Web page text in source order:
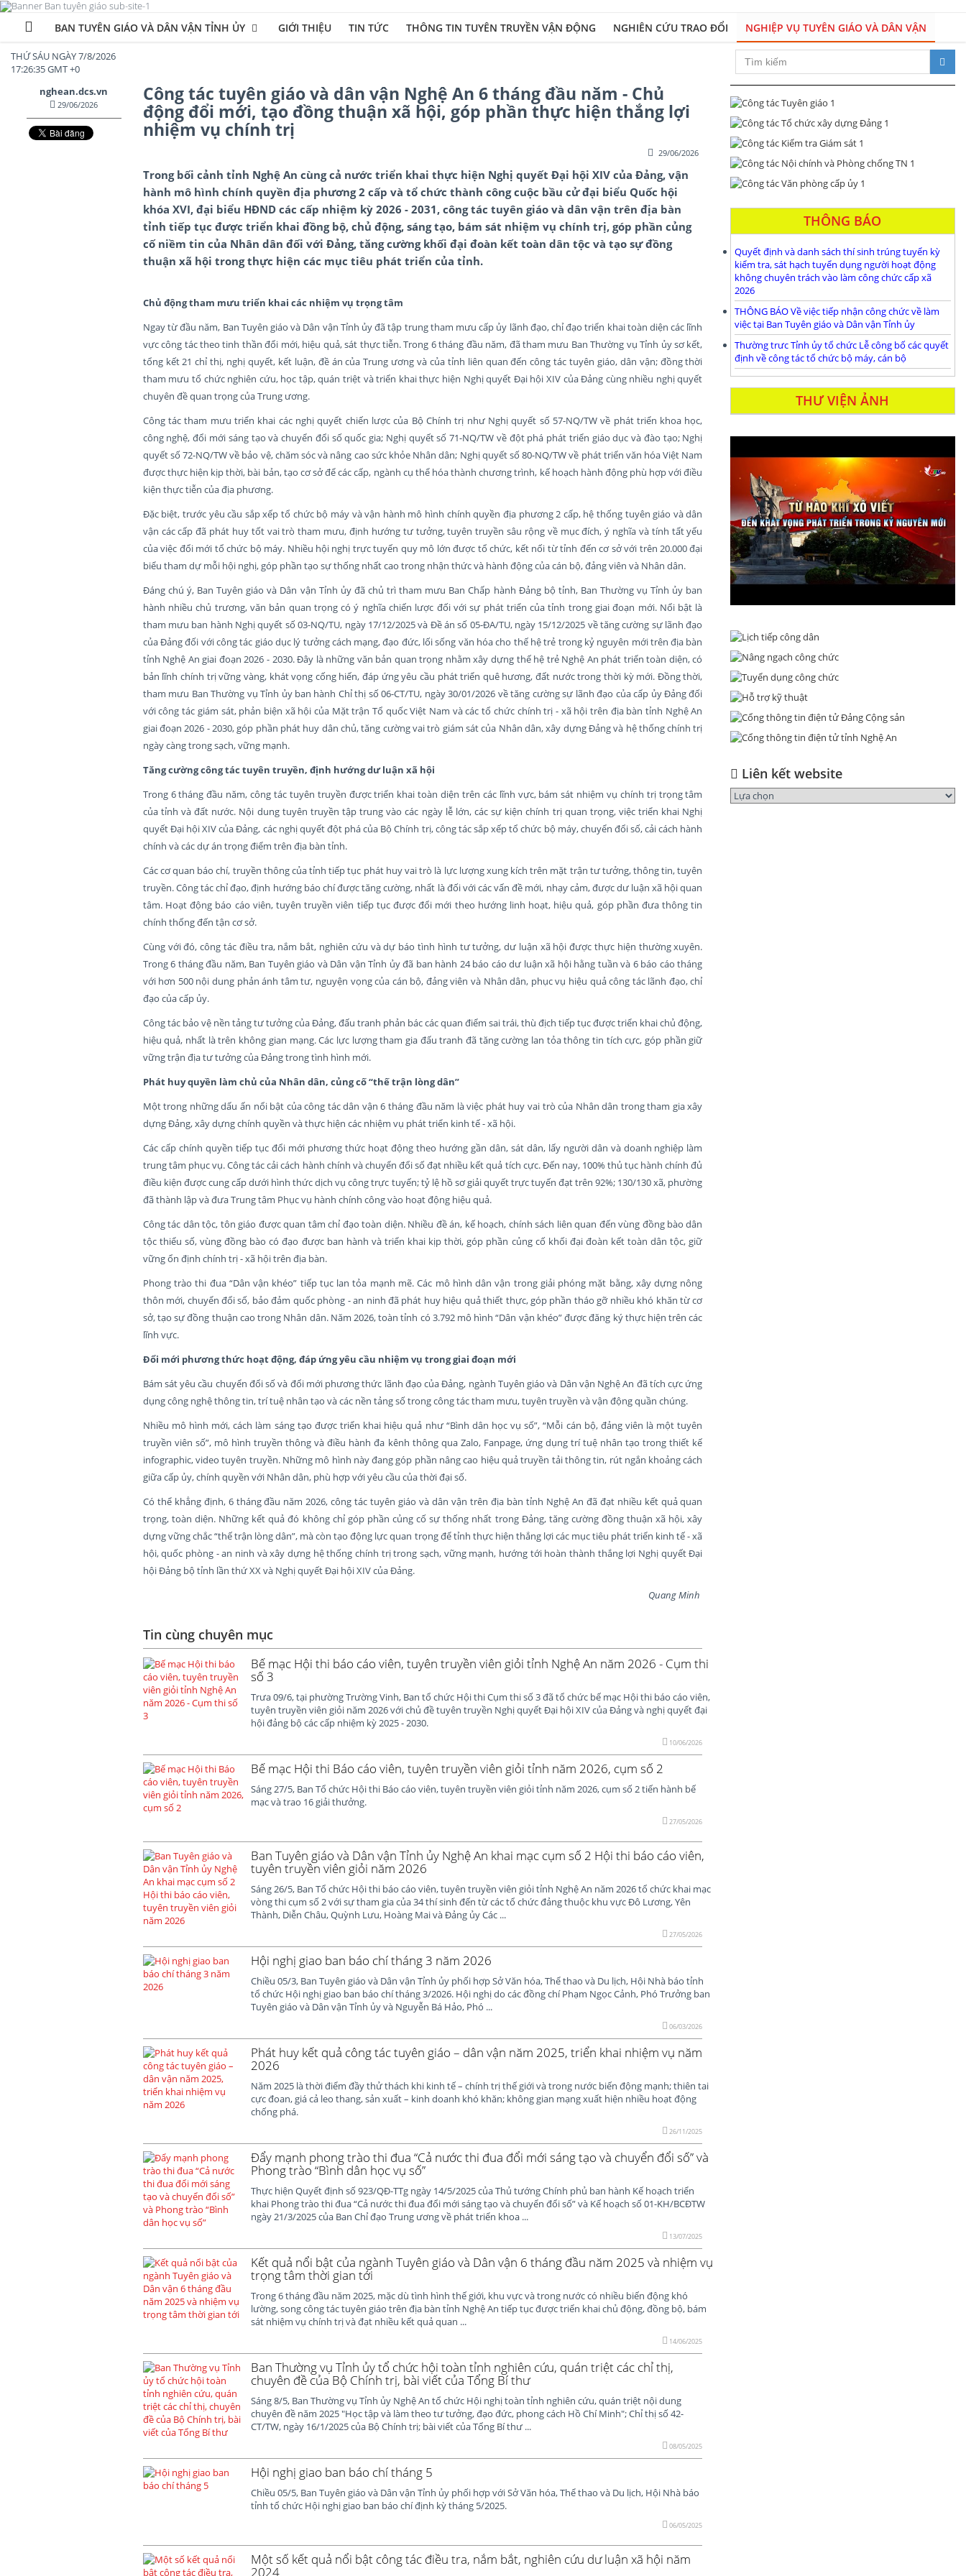
BAN TUYÊN GIÁO VÀ DÂN VẬN TỈNH ỦY GIỚI THIỆU TIN TỨC THÔNG TIN TUYÊN TRUYỀN VẬN ĐỘNG NGHIÊN CỨU TRAO ĐỔI NGHIỆP VỤ TUYÊN GIÁO VÀ DÂN VẬN
THỨ SÁU NGÀY 7/8/2026
17:26:35 GMT +0
Xây dựng Đảng bộ và hệ
nghean.dcs.vn
29/06/2026 Công tác tuyên giáo và dân vận Nghệ An 6 tháng đầu năm - Chủ
động đổi mới, tạo đồng thuận xã hội, góp phần thực hiện thắng lợi
nhiệm vụ chính trị
29/06/2026
Trong bối cảnh tỉnh Nghệ An cùng cả nước triển khai thực hiện Nghị quyết Đại hội XIV của Đảng, vận
hành mô hình chính quyền địa phương 2 cấp và tổ chức thành công cuộc bầu cử đại biểu Quốc hội
khóa XVI, đại biểu HĐND các cấp nhiệm kỳ 2026 - 2031, công tác tuyên giáo và dân vận trên địa bàn
tỉnh tiếp tục được triển khai đồng bộ, chủ động, sáng tạo, bám sát nhiệm vụ chính trị, góp phần củng
cố niềm tin của Nhân dân đối với Đảng, tăng cường khối đại đoàn kết toàn dân tộc và tạo sự đồng
thuận xã hội trong thực hiện các mục tiêu phát triển của tỉnh.
Chủ động tham mưu triển khai các nhiệm vụ trọng tâm
Ngay từ đầu năm, Ban Tuyên giáo và Dân vận Tỉnh ủy đã tập trung tham mưu cấp ủy lãnh đạo, chỉ đạo triển khai toàn diện các lĩnh
vực công tác theo tinh thần đổi mới, hiệu quả, sát thực tiễn. Trong 6 tháng đầu năm, đã tham mưu Ban Thường vụ Tỉnh ủy sơ kết,
tổng kết 21 chỉ thị, nghị quyết, kết luận, đề án của Trung ương và của tỉnh liên quan đến công tác tuyên giáo, dân vận; đồng thời
tham mưu tổ chức nghiên cứu, học tập, quán triệt và triển khai thực hiện Nghị quyết Đại hội XIV của Đảng cùng nhiều nghị quyết
chuyên đề quan trọng của Trung ương.
Công tác tham mưu triển khai các nghị quyết chiến lược của Bộ Chính trị như Nghị quyết số 57-NQ/TW về phát triển khoa học,
công nghệ, đổi mới sáng tạo và chuyển đổi số quốc gia; Nghị quyết số 71-NQ/TW về đột phá phát triển giáo dục và đào tạo; Nghị
quyết số 72-NQ/TW về bảo vệ, chăm sóc và nâng cao sức khỏe Nhân dân; Nghị quyết số 80-NQ/TW về phát triển văn hóa Việt Nam
được thực hiện kịp thời, bài bản, tạo cơ sở để các cấp, ngành cụ thể hóa thành chương trình, kế hoạch hành động phù hợp với điều
kiện thực tiễn của địa phương.
Đặc biệt, trước yêu cầu sắp xếp tổ chức bộ máy và vận hành mô hình chính quyền địa phương 2 cấp, hệ thống tuyên giáo và dân
vận các cấp đã phát huy tốt vai trò tham mưu, định hướng tư tưởng, tuyên truyền sâu rộng về mục đích, ý nghĩa và tính tất yếu
của việc đổi mới tổ chức bộ máy. Nhiều hội nghị trực tuyến quy mô lớn được tổ chức, kết nối từ tỉnh đến cơ sở với trên 20.000 đại
biểu tham dự mỗi hội nghị, góp phần tạo sự thống nhất cao trong nhận thức và hành động của cán bộ, đảng viên và Nhân dân.
Đáng chú ý, Ban Tuyên giáo và Dân vận Tỉnh ủy đã chủ trì tham mưu Ban Chấp hành Đảng bộ tỉnh, Ban Thường vụ Tỉnh ủy ban
hành nhiều chủ trương, văn bản quan trọng có ý nghĩa chiến lược đối với sự phát triển của tỉnh trong giai đoạn mới. Nổi bật là
tham mưu ban hành Nghị quyết số 03-NQ/TU, ngày 17/12/2025 và Đề án số 05-ĐA/TU, ngày 15/12/2025 về tăng cường sự lãnh đạo
của Đảng đối với công tác giáo dục lý tưởng cách mạng, đạo đức, lối sống văn hóa cho thế hệ trẻ trong kỷ nguyên mới trên địa bàn
tỉnh Nghệ An giai đoạn 2026 - 2030. Đây là những văn bản quan trọng nhằm xây dựng thế hệ trẻ Nghệ An phát triển toàn diện, có
bản lĩnh chính trị vững vàng, khát vọng cống hiến, đáp ứng yêu cầu phát triển quê hương, đất nước trong thời kỳ mới. Đồng thời,
tham mưu Ban Thường vụ Tỉnh ủy ban hành Chỉ thị số 06-CT/TU, ngày 30/01/2026 về tăng cường sự lãnh đạo của cấp ủy Đảng đối
với công tác giám sát, phản biện xã hội của Mặt trận Tổ quốc Việt Nam và các tổ chức chính trị - xã hội trên địa bàn tỉnh Nghệ An
giai đoạn 2026 - 2030, góp phần phát huy dân chủ, tăng cường vai trò giám sát của Nhân dân, xây dựng Đảng và hệ thống chính trị
ngày càng trong sạch, vững mạnh.
Tăng cường công tác tuyên truyền, định hướng dư luận xã hội
Trong 6 tháng đầu năm, công tác tuyên truyền được triển khai toàn diện trên các lĩnh vực, bám sát nhiệm vụ chính trị trọng tâm
của tỉnh và đất nước. Nội dung tuyên truyền tập trung vào các ngày lễ lớn, các sự kiện chính trị quan trọng, việc triển khai Nghị
quyết Đại hội XIV của Đảng, các nghị quyết đột phá của Bộ Chính trị, công tác sắp xếp tổ chức bộ máy, chuyển đổi số, cải cách hành
chính và các dự án trọng điểm trên địa bàn tỉnh.
Các cơ quan báo chí, truyền thông của tỉnh tiếp tục phát huy vai trò là lực lượng xung kích trên mặt trận tư tưởng, thông tin, tuyên
truyền. Công tác chỉ đạo, định hướng báo chí được tăng cường, nhất là đối với các vấn đề mới, nhạy cảm, được dư luận xã hội quan
tâm. Hoạt động báo cáo viên, tuyên truyền viên tiếp tục được đổi mới theo hướng linh hoạt, hiệu quả, góp phần đưa thông tin
chính thống đến tận cơ sở.
Cùng với đó, công tác điều tra, nắm bắt, nghiên cứu và dự báo tình hình tư tưởng, dư luận xã hội được thực hiện thường xuyên.
Trong 6 tháng đầu năm, Ban Tuyên giáo và Dân vận Tỉnh ủy đã ban hành 24 báo cáo dư luận xã hội hằng tuần và 6 báo cáo tháng
với hơn 500 nội dung phản ánh tâm tư, nguyện vọng của cán bộ, đảng viên và Nhân dân, phục vụ hiệu quả công tác lãnh đạo, chỉ
đạo của cấp ủy.
Công tác bảo vệ nền tảng tư tưởng của Đảng, đấu tranh phản bác các quan điểm sai trái, thù địch tiếp tục được triển khai chủ động,
hiệu quả, nhất là trên không gian mạng. Các lực lượng tham gia đấu tranh đã tăng cường lan tỏa thông tin tích cực, góp phần giữ
vững trận địa tư tưởng của Đảng trong tình hình mới.
Phát huy quyền làm chủ của Nhân dân, củng cố “thế trận lòng dân”
Một trong những dấu ấn nổi bật của công tác dân vận 6 tháng đầu năm là việc phát huy vai trò của Nhân dân trong tham gia xây
dựng Đảng, xây dựng chính quyền và thực hiện các nhiệm vụ phát triển kinh tế - xã hội.
Các cấp chính quyền tiếp tục đổi mới phương thức hoạt động theo hướng gần dân, sát dân, lấy người dân và doanh nghiệp làm
trung tâm phục vụ. Công tác cải cách hành chính và chuyển đổi số đạt nhiều kết quả tích cực. Đến nay, 100% thủ tục hành chính đủ
điều kiện được cung cấp dưới hình thức dịch vụ công trực tuyến; tỷ lệ hồ sơ giải quyết trực tuyến đạt trên 92%; 130/130 xã, phường
đã thành lập và đưa Trung tâm Phục vụ hành chính công vào hoạt động hiệu quả.
Công tác dân tộc, tôn giáo được quan tâm chỉ đạo toàn diện. Nhiều đề án, kế hoạch, chính sách liên quan đến vùng đồng bào dân
tộc thiểu số, vùng đồng bào có đạo được ban hành và triển khai kịp thời, góp phần củng cố khối đại đoàn kết toàn dân tộc, giữ
vững ổn định chính trị - xã hội trên địa bàn.
Phong trào thi đua “Dân vận khéo” tiếp tục lan tỏa mạnh mẽ. Các mô hình dân vận trong giải phóng mặt bằng, xây dựng nông
thôn mới, chuyển đổi số, bảo đảm quốc phòng - an ninh đã phát huy hiệu quả thiết thực, góp phần tháo gỡ nhiều khó khăn từ cơ
sở, tạo sự đồng thuận cao trong Nhân dân. Năm 2026, toàn tỉnh có 3.792 mô hình “Dân vận khéo” được đăng ký thực hiện trên các
lĩnh vực.
Đổi mới phương thức hoạt động, đáp ứng yêu cầu nhiệm vụ trong giai đoạn mới
Bám sát yêu cầu chuyển đổi số và đổi mới phương thức lãnh đạo của Đảng, ngành Tuyên giáo và Dân vận Nghệ An đã tích cực ứng
dụng công nghệ thông tin, trí tuệ nhân tạo và các nền tảng số trong công tác tham mưu, tuyên truyền và vận động quần chúng.
Nhiều mô hình mới, cách làm sáng tạo được triển khai hiệu quả như “Bình dân học vụ số”, “Mỗi cán bộ, đảng viên là một tuyên
truyền viên số”, mô hình truyền thông và điều hành đa kênh thông qua Zalo, Fanpage, ứng dụng trí tuệ nhân tạo trong thiết kế
infographic, video tuyên truyền. Những mô hình này đang góp phần nâng cao hiệu quả truyền tải thông tin, rút ngắn khoảng cách
giữa cấp ủy, chính quyền với Nhân dân, phù hợp với yêu cầu của thời đại số.
Có thể khẳng định, 6 tháng đầu năm 2026, công tác tuyên giáo và dân vận trên địa bàn tỉnh Nghệ An đã đạt nhiều kết quả quan
trọng, toàn diện. Những kết quả đó không chỉ góp phần củng cố sự thống nhất trong Đảng, tăng cường đồng thuận xã hội, xây
dựng vững chắc “thế trận lòng dân”, mà còn tạo động lực quan trọng để tỉnh thực hiện thắng lợi các mục tiêu phát triển kinh tế - xã
hội, quốc phòng - an ninh và xây dựng hệ thống chính trị trong sạch, vững mạnh, hướng tới hoàn thành thắng lợi Nghị quyết Đại
hội Đảng bộ tỉnh lần thứ XX và Nghị quyết Đại hội XIV của Đảng.
Quang Minh
Tin cùng chuyên mục
Bế mạc Hội thi báo cáo viên, tuyên truyền viên giỏi tỉnh Nghệ An năm 2026 - Cụm thi
số 3
Trưa 09/6, tại phường Trường Vinh, Ban tổ chức Hội thi Cụm thi số 3 đã tổ chức bế mạc Hội thi báo cáo viên,
tuyên truyền viên giỏi năm 2026 với chủ đề tuyên truyền Nghị quyết Đại hội XIV của Đảng và nghị quyết đại
hội đảng bộ các cấp nhiệm kỳ 2025 - 2030.
10/06/2026
Bế mạc Hội thi Báo cáo viên, tuyên truyền viên giỏi tỉnh năm 2026, cụm số 2
Sáng 27/5, Ban Tổ chức Hội thi Báo cáo viên, tuyên truyền viên giỏi tỉnh năm 2026, cụm số 2 tiến hành bế
mạc và trao 16 giải thưởng.
27/05/2026
Ban Tuyên giáo và Dân vận Tỉnh ủy Nghệ An khai mạc cụm số 2 Hội thi báo cáo viên,
tuyên truyền viên giỏi năm 2026
Sáng 26/5, Ban Tổ chức Hội thi báo cáo viên, tuyên truyền viên giỏi tỉnh Nghệ An năm 2026 tổ chức khai mạc
vòng thi cụm số 2 với sự tham gia của 34 thí sinh đến từ các tổ chức đảng thuộc khu vực Đô Lương, Yên
Thành, Diễn Châu, Quỳnh Lưu, Hoàng Mai và Đảng ủy Các ...
27/05/2026
Hội nghị giao ban báo chí tháng 3 năm 2026
Chiều 05/3, Ban Tuyên giáo và Dân vận Tỉnh ủy phối hợp Sở Văn hóa, Thể thao và Du lịch, Hội Nhà báo tỉnh
tổ chức Hội nghị giao ban báo chí tháng 3/2026. Hội nghị do các đồng chí Phạm Ngọc Cảnh, Phó Trưởng ban
Tuyên giáo và Dân vận Tỉnh ủy và Nguyễn Bá Hảo, Phó ...
06/03/2026
Phát huy kết quả công tác tuyên giáo – dân vận năm 2025, triển khai nhiệm vụ năm
2026
Năm 2025 là thời điểm đầy thử thách khi kinh tế – chính trị thế giới và trong nước biến động mạnh; thiên tai
cực đoan, giá cả leo thang, sản xuất – kinh doanh khó khăn; không gian mạng xuất hiện nhiều hoạt động
chống phá.
26/11/2025
Đẩy mạnh phong trào thi đua “Cả nước thi đua đổi mới sáng tạo và chuyển đổi số” và
Phong trào “Bình dân học vụ số”
Thực hiện Quyết định số 923/QĐ-TTg ngày 14/5/2025 của Thủ tướng Chính phủ ban hành Kế hoạch triển
khai Phong trào thi đua “Cả nước thi đua đổi mới sáng tạo và chuyển đổi số” và Kế hoạch số 01-KH/BCĐTW
ngày 21/3/2025 của Ban Chỉ đạo Trung ương về phát triển khoa ...
13/07/2025
Kết quả nổi bật của ngành Tuyên giáo và Dân vận 6 tháng đầu năm 2025 và nhiệm vụ
trọng tâm thời gian tới
Trong 6 tháng đầu năm 2025, mặc dù tình hình thế giới, khu vực và trong nước có nhiều biến động khó
lường, song công tác tuyên giáo trên địa bàn tỉnh Nghệ An tiếp tục được triển khai chủ động, đồng bộ, bám
sát nhiệm vụ chính trị và đạt nhiều kết quả quan ...
14/06/2025
Ban Thường vụ Tỉnh ủy tổ chức hội toàn tỉnh nghiên cứu, quán triệt các chỉ thị,
chuyên đề của Bộ Chính trị, bài viết của Tổng Bí thư
Sáng 8/5, Ban Thường vụ Tỉnh ủy Nghệ An tổ chức Hội nghị toàn tỉnh nghiên cứu, quán triệt nội dung
chuyên đề năm 2025 "Học tập và làm theo tư tưởng, đạo đức, phong cách Hồ Chí Minh"; Chỉ thị số 42-
CT/TW, ngày 16/1/2025 của Bộ Chính trị; bài viết của Tổng Bí thư ...
08/05/2025
Hội nghị giao ban báo chí tháng 5
Chiều 05/5, Ban Tuyên giáo và Dân vận Tỉnh ủy phối hợp với Sở Văn hóa, Thể thao và Du lịch, Hội Nhà báo
tỉnh tổ chức Hội nghị giao ban báo chí định kỳ tháng 5/2025.
06/05/2025
Một số kết quả nổi bật công tác điều tra, nắm bắt, nghiên cứu dư luận xã hội năm
2024
THÔNG BÁO
Quyết định và danh sách thí sinh trúng tuyển kỳ
kiểm tra, sát hạch tuyển dụng người hoạt động
không chuyên trách vào làm công chức cấp xã
2026
THÔNG BÁO Về việc tiếp nhận công chức về làm
việc tại Ban Tuyên giáo và Dân vận Tỉnh ủy
Thường trưc Tỉnh ủy tổ chức Lễ công bố các quyết
định về công tác tổ chức bộ máy, cán bộ
THƯ VIỆN ẢNH
Liên kết website